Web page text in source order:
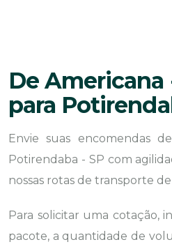
De Americana
para
Envie suas encomendas
Potirendaba - SP com
nossas rotas de transporte
Para solicitar uma cotação,
pacote, a quantidade de